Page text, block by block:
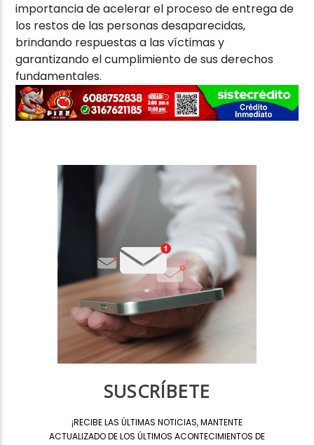
importancia de acelerar el proceso de entrega de
los restos de las personas desaparecidas,
brindando respuestas a las víctimas y
garantizando el cumplimiento de sus derechos
fundamentales.
SUSCRÍBETE
¡RECIBE LAS ÚLTIMAS NOTICIAS, MANTENTE
ACTUALIZADO DE LOS ÚLTIMOS ACONTECIMIENTOS DE